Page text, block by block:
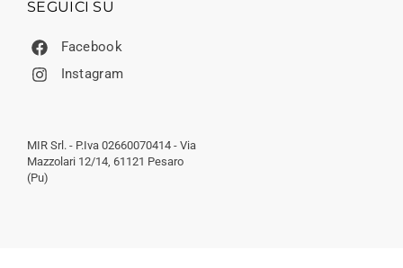
SEGUICI SU
Facebook
Instagram
MIR Srl. - P.Iva 02660070414 - Via
Mazzolari 12/14, 61121 Pesaro
(Pu)